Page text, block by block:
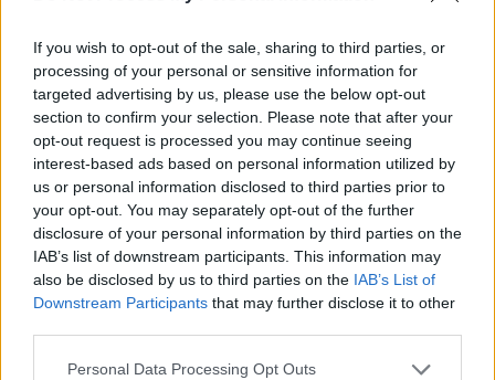
If you wish to opt-out of the sale, sharing to third parties, or
processing of your personal or sensitive information for
targeted advertising by us, please use the below opt-out
section to confirm your selection. Please note that after your
opt-out request is processed you may continue seeing
interest-based ads based on personal information utilized by
us or personal information disclosed to third parties prior to
your opt-out. You may separately opt-out of the further
disclosure of your personal information by third parties on the
IAB’s list of downstream participants. This information may
also be disclosed by us to third parties on the IAB’s List of
Downstream Participants that may further disclose it to other
Please note that this website/app uses one or more Google
Personal Data Processing Opt Outs